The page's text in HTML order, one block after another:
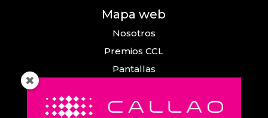
Mapa web
Nosotros
Premios CCL
Pantallas
Comunicación